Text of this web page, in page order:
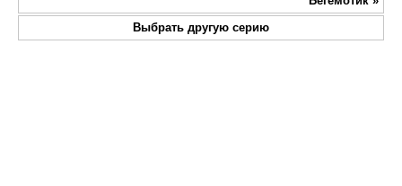
Выбрать другую серию